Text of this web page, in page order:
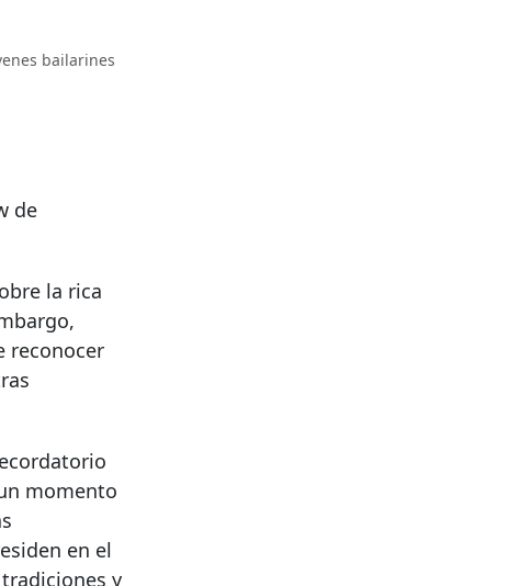
bailarines
de
la rica
reconocer
momento
en el
y